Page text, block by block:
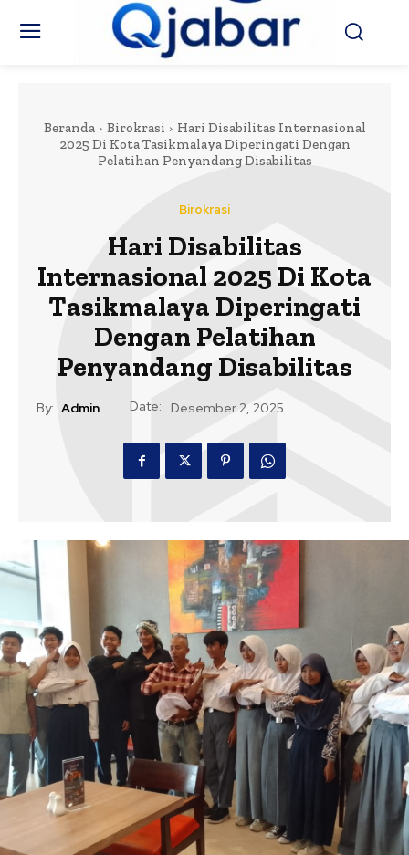
Beranda Birokrasi
Hari Disabilitas Internasional
2025 Di Kota Tasikmalaya Diperingati Dengan
Pelatihan Penyandang Disabilitas
Birokrasi
Hari Disabilitas
Internasional 2025 Di Kota
Tasikmalaya Diperingati
Dengan Pelatihan
Penyandang Disabilitas
By: Admin Date: Desember 2, 2025